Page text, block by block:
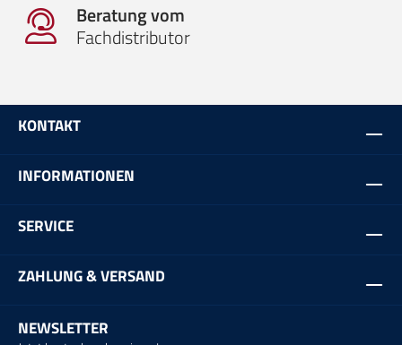
Beratung vom
Fachdistributor
KONTAKT
INFORMATIONEN
SERVICE
ZAHLUNG & VERSAND
NEWSLETTER